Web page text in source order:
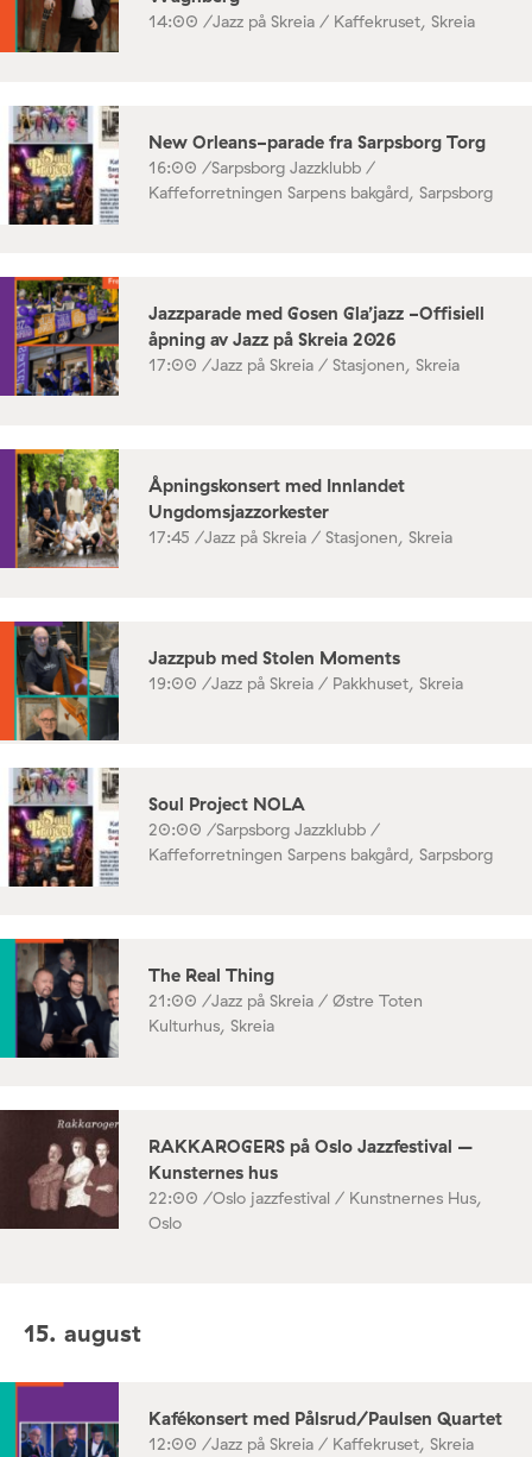
14:00 /Jazz på Skreia / Kaffekruset, Skreia
New Orleans-parade fra Sarpsborg Torg
16:00 /Sarpsborg Jazzklubb /
Kaffeforretningen Sarpens bakgård, Sarpsborg
Jazzparade med Gosen Gla’jazz -Offisiell
åpning av Jazz på Skreia 2026
17:00 /Jazz på Skreia / Stasjonen, Skreia
Åpningskonsert med Innlandet
Ungdomsjazzorkester
17:45 /Jazz på Skreia / Stasjonen, Skreia
Jazzpub med Stolen Moments
19:00 /Jazz på Skreia / Pakkhuset, Skreia
Soul Project NOLA
20:00 /Sarpsborg Jazzklubb /
Kaffeforretningen Sarpens bakgård, Sarpsborg
The Real Thing
21:00 /Jazz på Skreia / Østre Toten
Kulturhus, Skreia
RAKKAROGERS på Oslo Jazzfestival –
Kunsternes hus
22:00 /Oslo jazzfestival / Kunstnernes Hus,
Oslo
15. august
Kafékonsert med Pålsrud/Paulsen Quartet
12:00 /Jazz på Skreia / Kaffekruset, Skreia